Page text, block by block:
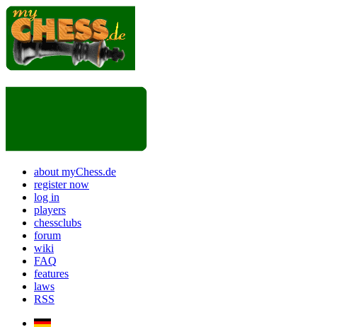
about myChess.de
register now
log in
players
chessclubs
forum
wiki
FAQ
features
laws
RSS